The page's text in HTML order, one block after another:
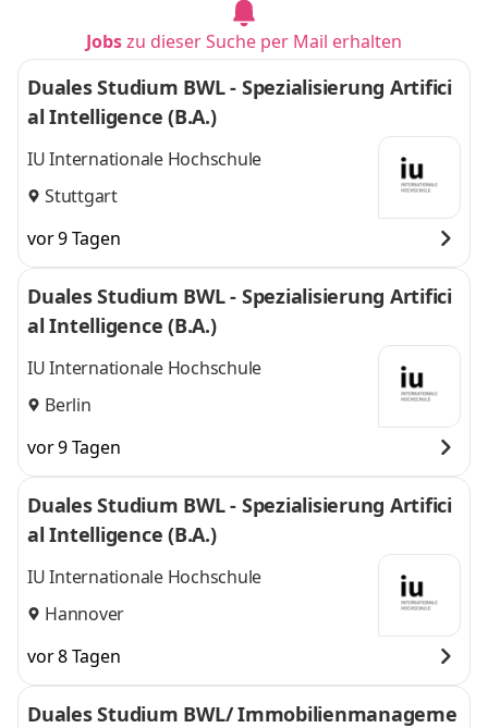
Jobszu dieser Suche per Mail erhalten
Duales Studium BWL - Spezialisierung Artifici
al Intelligence (B.A.)
IU Internationale Hochschule
Stuttgart
vor 9 Tagen
Duales Studium BWL - Spezialisierung Artifici
al Intelligence (B.A.)
IU Internationale Hochschule
Berlin
vor 9 Tagen
Duales Studium BWL - Spezialisierung Artifici
al Intelligence (B.A.)
IU Internationale Hochschule
Hannover
vor 8 Tagen
Duales Studium BWL/ Immobilienmanageme